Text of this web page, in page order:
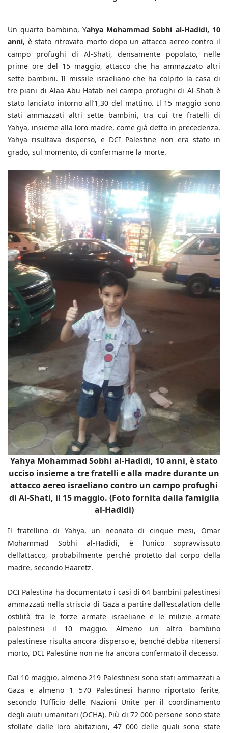
Un quarto bambino, Yahya Mohammad Sobhi al-Hadidi, 10
anni, è stato ritrovato morto dopo un attacco aereo contro il
campo profughi di Al-Shati, densamente popolato, nelle
prime ore del 15 maggio, attacco che ha ammazzato altri
sette bambini. Il missile israeliano che ha colpito la casa di
tre piani di Alaa Abu Hatab nel campo profughi di Al-Shati è
stato lanciato intorno all’1,30 del mattino. Il 15 maggio sono
stati ammazzati altri sette bambini, tra cui tre fratelli di
Yahya, insieme alla loro madre, come già detto in precedenza.
Yahya risultava disperso, e DCI Palestine non era stato in
grado, sul momento, di confermarne la morte.
Yahya Mohammad Sobhi al-Hadidi, 10 anni, è stato
ucciso insieme a tre fratelli e alla madre durante un
attacco aereo israeliano contro un campo profughi
di Al-Shati, il 15 maggio. (Foto fornita dalla famiglia
al-Hadidi)
Il fratellino di Yahya, un neonato di cinque mesi, Omar
Mohammad Sobhi al-Hadidi, è l’unico sopravvissuto
dell’attacco, probabilmente perché protetto dal corpo della
madre, secondo Haaretz.
DCI Palestina ha documentato i casi di 64 bambini palestinesi
ammazzati nella striscia di Gaza a partire dall’escalation delle
ostilità tra le forze armate israeliane e le milizie armate
palestinesi il 10 maggio. Almeno un altro bambino
palestinese risulta ancora disperso e, benché debba ritenersi
morto, DCI Palestine non ne ha ancora confermato il decesso.
Dal 10 maggio, almeno 219 Palestinesi sono stati ammazzati a
Gaza e almeno 1 570 Palestinesi hanno riportato ferite,
secondo l’Ufficio delle Nazioni Unite per il coordinamento
degli aiuti umanitari (OCHA). Più di 72 000 persone sono state
sfollate dalle loro abitazioni, 47 000 delle quali sono state